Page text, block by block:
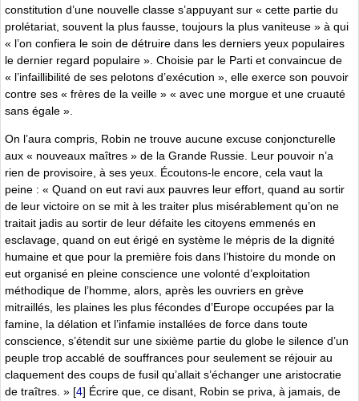
constitution d’une nouvelle classe s’appuyant sur « cette partie du
prolétariat, souvent la plus fausse, toujours la plus vaniteuse » à qui
« l’on confiera le soin de détruire dans les derniers yeux populaires
le dernier regard populaire ». Choisie par le Parti et convaincue de
« l’infaillibilité de ses pelotons d’exécution », elle exerce son pouvoir
contre ses « frères de la veille » « avec une morgue et une cruauté
sans égale ».
On l’aura compris, Robin ne trouve aucune excuse conjoncturelle
aux « nouveaux maîtres » de la Grande Russie. Leur pouvoir n’a
rien de provisoire, à ses yeux. Écoutons-le encore, cela vaut la
peine : « Quand on eut ravi aux pauvres leur effort, quand au sortir
de leur victoire on se mit à les traiter plus misérablement qu’on ne
traitait jadis au sortir de leur défaite les citoyens emmenés en
esclavage, quand on eut érigé en système le mépris de la dignité
humaine et que pour la première fois dans l’histoire du monde on
eut organisé en pleine conscience une volonté d’exploitation
méthodique de l’homme, alors, après les ouvriers en grève
mitraillés, les plaines les plus fécondes d’Europe occupées par la
famine, la délation et l’infamie installées de force dans toute
conscience, s’étendit sur une sixième partie du globe le silence d’un
peuple trop accablé de souffrances pour seulement se réjouir au
claquement des coups de fusil qu’allait s’échanger une aristocratie
de traîtres. » [4] Écrire que, ce disant, Robin se priva, à jamais, de